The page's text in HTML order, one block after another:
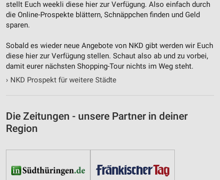
stellt Euch weekli diese hier zur Verfügung. Also einfach durch
die Online-Prospekte blättern, Schnäppchen finden und Geld
sparen.
Sobald es wieder neue Angebote von NKD gibt werden wir Euch
diese hier zur Verfügung stellen. Schaut also ab und zu vorbei,
damit eurer nächsten Shopping-Tour nichts im Weg steht.
› NKD Prospekt für weitere Städte
Die Zeitungen - unsere Partner in deiner
Region